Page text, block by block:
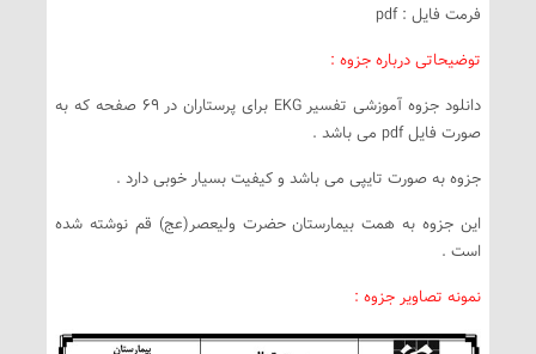
فرمت فایل : pdf
توضیحاتی درباره جزوه :
دانلود جزوه آموزشی تفسیر EKG برای پرستاران در 69 صفحه که به
صورت فایل pdf می باشد .
جزوه به صورت تایپی می باشد و کیفیت بسیار خوبی دارد .
این جزوه به همت بیمارستان حضرت ولیعصر(عج) قم نوشته شده
است .
نمونه تصاویر جزوه :